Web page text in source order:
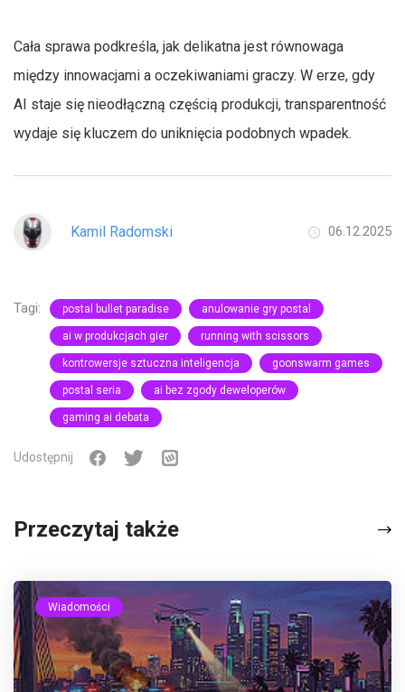
Cała sprawa podkreśla, jak delikatna jest równowaga
między innowacjami a oczekiwaniami graczy. W erze, gdy
AI staje się nieodłączną częścią produkcji, transparentność
wydaje się kluczem do uniknięcia podobnych wpadek.
Kamil Radomski 06.12.2025
Tagi: postal bullet paradise anulowanie gry postal
ai w produkcjach gier running with scissors
kontrowersje sztuczna inteligencja goonswarm games
postal seria ai bez zgody deweloperów
gaming ai debata
Udostępnij
Przeczytaj także
Wiadomości